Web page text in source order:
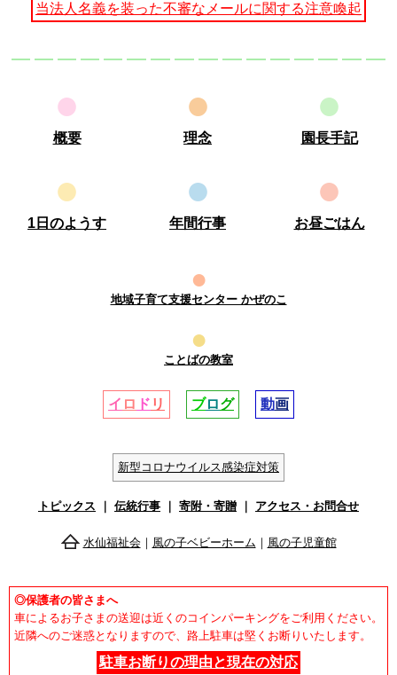
当法人名義を装った不審なメールに関する注意喚起
● ● ●
概要 理念 園長手記
● ● ●
1日のようす 年間行事 お昼ごはん
●
地域子育て支援センター かぜのこ
●
ことばの教室
イ ロ ド リ ブログ 動画
新型コロナウイルス感染症対策
トピックス 伝統行事 寄附・寄贈 アクセス・お問合せ
水仙福祉会｜ 風の子ベビーホーム ｜ 風の子児童館
◎保護者の皆さまへ
車によるお子さまの送迎は近くのコインパーキングをご利用ください。
近隣へのご迷惑となりますので、路上駐車は堅くお断りいたします。
駐車お断りの理由と現在の対応